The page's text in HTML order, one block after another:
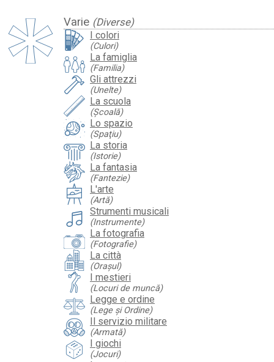
Varie (Diverse)
I colori
(Culori)
La famiglia
(Familia)
Gli attrezzi
(Unelte)
La scuola
(Şcoală)
Lo spazio
(Spaţiu)
La storia
(Istorie)
La fantasia
(Fantezie)
L'arte
(Artă)
Strumenti musicali
(Instrumente)
La fotografia
(Fotografie)
La città
(Oraşul)
I mestieri
(Locuri de muncă)
Legge e ordine
(Lege şi Ordine)
Il servizio militare
(Armată)
I giochi
(Jocuri)